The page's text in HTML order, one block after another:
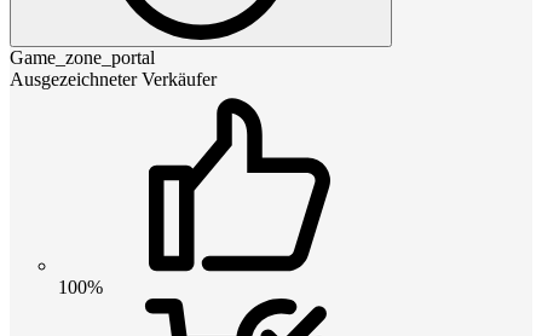
Game_zone_portal
Ausgezeichneter Verkäufer
100%